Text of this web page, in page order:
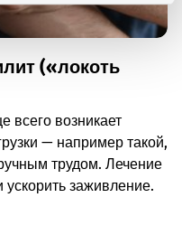
(«локоть
всего возникает
— например такой,
трудом. Лечение
заживление.